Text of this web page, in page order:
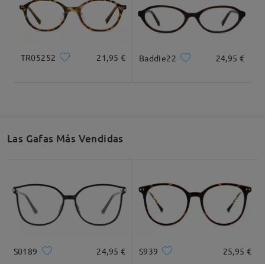
Dlatego oferujemy 30-dniową gwarancję
satysfakcji. Jeśli Twoje okulary nie będą pasować,
możesz je wymienić lub zwrócić. Uwaga: mogą
Jeśli nadal masz wątpliwości, skontaktuj się z nami
Leer todos los
TR05252 21,95 € Baddie22 24,95 €
Las Gafas Más Vendidas
S0189 24,95 € S939 25,95 €